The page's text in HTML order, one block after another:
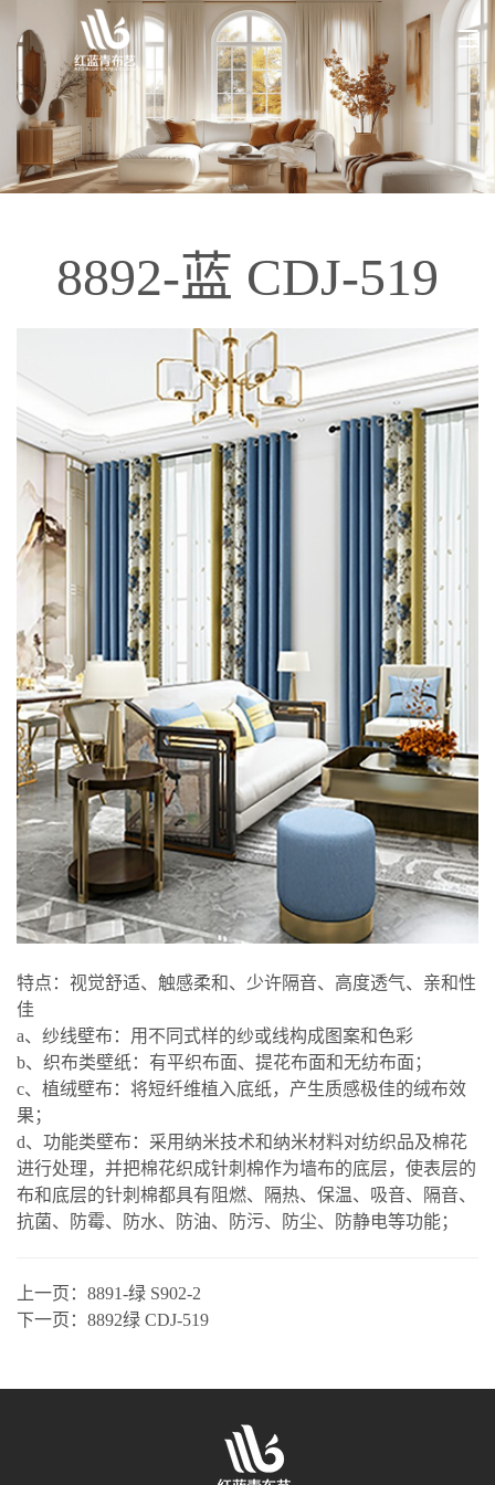
8892-蓝 CDJ-519
特点：视觉舒适、触感柔和、少许隔音、高度透气、亲和性
佳
a、纱线壁布：用不同式样的纱或线构成图案和色彩
b、织布类壁纸：有平织布面、提花布面和无纺布面；
c、植绒壁布：将短纤维植入底纸，产生质感极佳的绒布效
果；
d、功能类壁布：采用纳米技术和纳米材料对纺织品及棉花
进行处理，并把棉花织成针刺棉作为墙布的底层，使表层的
布和底层的针刺棉都具有阻燃、隔热、保温、吸音、隔音、
抗菌、防霉、防水、防油、防污、防尘、防静电等功能；
上一页： 8891-绿 S902-2
下一页： 8892绿 CDJ-519